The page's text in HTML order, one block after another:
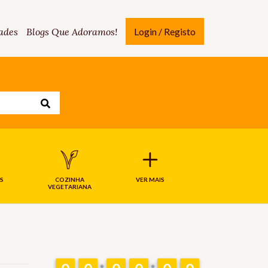
Blogs Que Adoramos! Login / Registo
COZINHA
VEGETARIANA
VER MAIS